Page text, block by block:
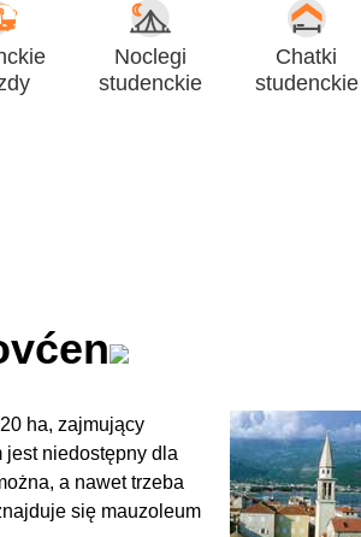
Noclegi
studenckie
Chatki
studenckie
ha, zajmujący
niedostępny dla
a nawet trzeba
się mauzoleum